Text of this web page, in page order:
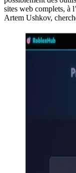
sites web complets, à
Artem Ushkov,